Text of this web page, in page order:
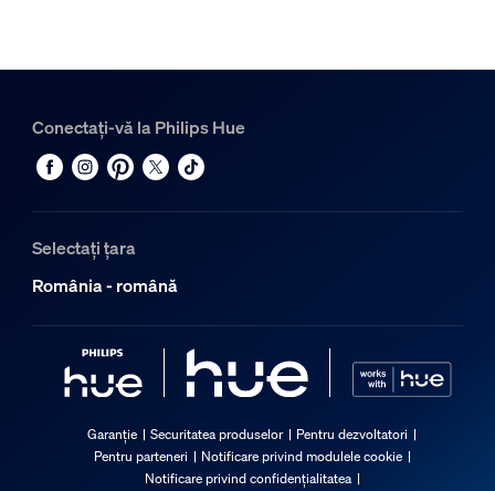
Conectați-vă la Philips Hue
Selectați țara
România - română
Garanție Securitatea produselor
Pentru dezvoltatori
Pentru parteneri
Notificare privind modulele cookie
Notificare privind confidențialitatea